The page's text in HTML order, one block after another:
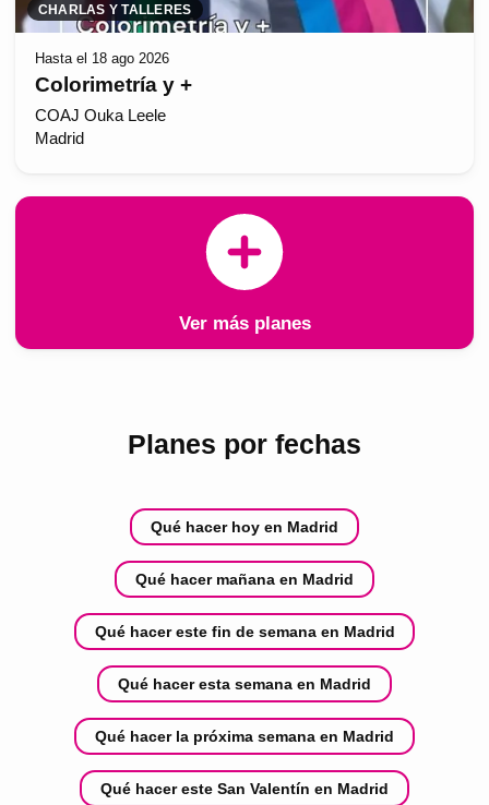
CHARLAS Y TALLERES
Hasta el 18 ago 2026
Colorimetría y +
COAJ Ouka Leele
Madrid
Ver más planes
Planes por fechas
Qué hacer hoy en Madrid
Qué hacer mañana en Madrid
Qué hacer este fin de semana en Madrid
Qué hacer esta semana en Madrid
Qué hacer la próxima semana en Madrid
Qué hacer este San Valentín en Madrid